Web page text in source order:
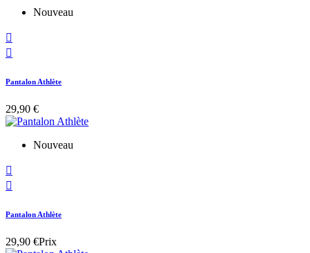
Nouveau


Pantalon Athlète
29,90 €
Nouveau


Pantalon Athlète
29,90 €Prix